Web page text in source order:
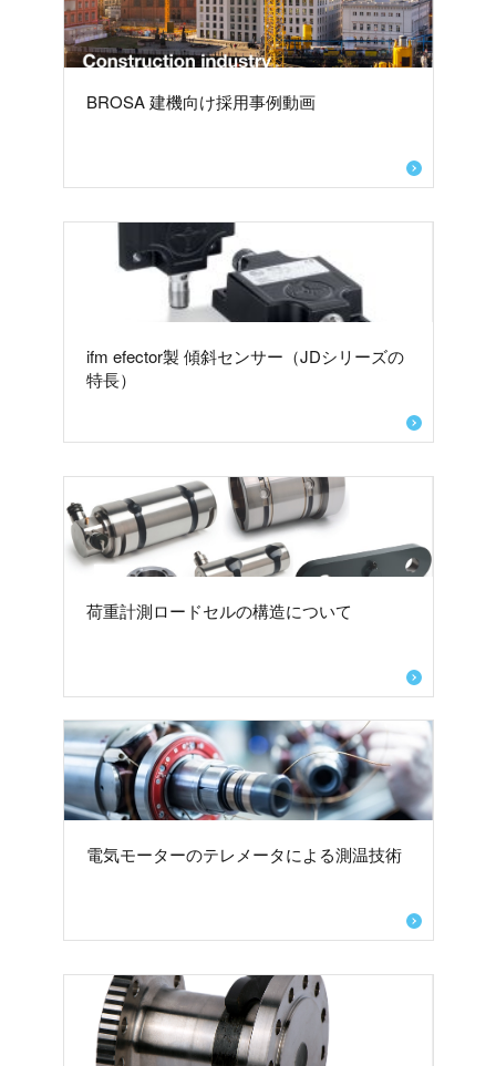
BROSA 建機向け採用事例動画
ifm efector製 傾斜センサー（JDシリーズの
特長）
荷重計測ロードセルの構造について
電気モーターのテレメータによる測温技術